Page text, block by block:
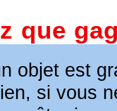
que
objet est
si vous